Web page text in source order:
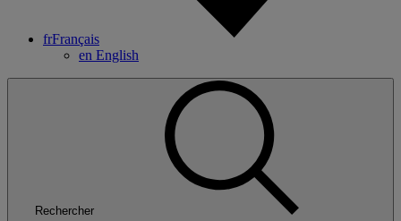
frFrançais
en English
Rechercher